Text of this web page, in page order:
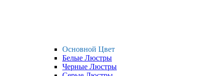
Основной Цвет
Белые Люстры
Черные Люстры